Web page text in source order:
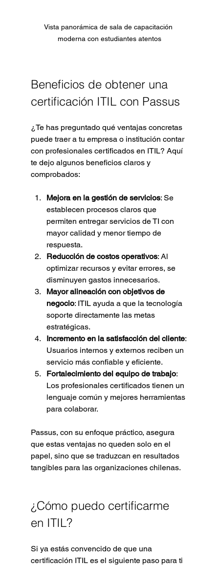
Vista panorámica de sala de capacitación
moderna con estudiantes atentos
Beneficios de obtener una
certificación ITIL con Passus
¿Te has preguntado qué ventajas concretas
puede traer a tu empresa o institución contar
con profesionales certificados en ITIL? Aquí
te dejo algunos beneficios claros y
comprobados:
Mejora en la gestión de servicios: Se
establecen procesos claros que
permiten entregar servicios de TI con
mayor calidad y menor tiempo de
respuesta.
Reducción de costos operativos: Al
optimizar recursos y evitar errores, se
disminuyen gastos innecesarios.
Mayor alineación con objetivos de
negocio: ITIL ayuda a que la tecnología
soporte directamente las metas
estratégicas.
Incremento en la satisfacción del cliente:
Usuarios internos y externos reciben un
servicio más confiable y eficiente.
Fortalecimiento del equipo de trabajo:
Los profesionales certificados tienen un
lenguaje común y mejores herramientas
para colaborar.
Passus, con su enfoque práctico, asegura
que estas ventajas no queden solo en el
papel, sino que se traduzcan en resultados
tangibles para las organizaciones chilenas.
¿Cómo puedo certificarme
en ITIL?
Si ya estás convencido de que una
certificación ITIL es el siguiente paso para ti